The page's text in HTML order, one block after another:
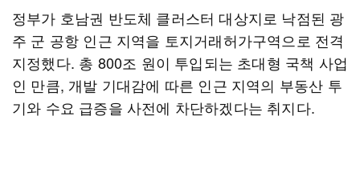
정부가 호남권 반도체 클러스터 대상지로 낙점된 광
주 군 공항 인근 지역을 토지거래허가구역으로 전격
지정했다. 총 800조 원이 투입되는 초대형 국책 사업
인 만큼, 개발 기대감에 따른 인근 지역의 부동산 투
기와 수요 급증을 사전에 차단하겠다는 취지다.